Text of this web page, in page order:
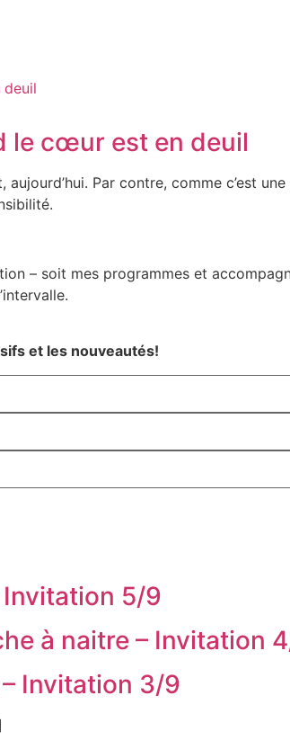
le cœur est en deuil
Par contre, comme c’est
– soit mes programmes et
et les nouveautés!
Invitation 5/9
à naitre – Invitation
Invitation 3/9